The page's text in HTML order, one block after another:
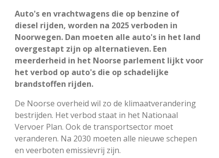
Auto's en vrachtwagens die op benzine of
diesel rijden, worden na 2025 verboden in
Noorwegen. Dan moeten alle auto's in het land
overgestapt zijn op alternatieven. Een
meerderheid in het Noorse parlement lijkt voor
het verbod op auto's die op schadelijke
brandstoffen rijden.
De Noorse overheid wil zo de klimaatverandering
bestrijden. Het verbod staat in het Nationaal
Vervoer Plan. Ook de transportsector moet
veranderen. Na 2030 moeten alle nieuwe schepen
en veerboten emissievrij zijn.